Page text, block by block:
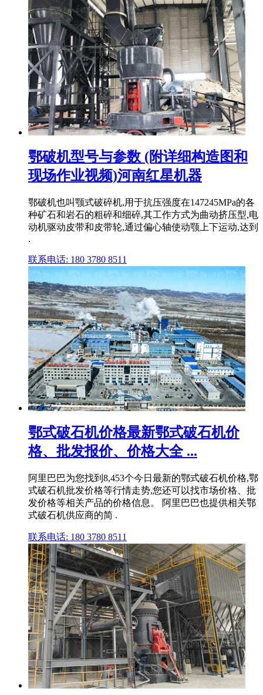
鄂破机型号与参数 (附详细构造图和
现场作业视频)河南红星机器
鄂破机也叫颚式破碎机,用于抗压强度在147245MPa的各
种矿石和岩石的粗碎和细碎,其工作方式为曲动挤压型,电
动机驱动皮带和皮带轮,通过偏心轴使动颚上下运动,达到
.
联系电话: 180 3780 8511
鄂式破石机价格最新鄂式破石机价
格、批发报价、价格大全 ...
阿里巴巴为您找到8,453个今日最新的鄂式破石机价格,鄂
式破石机批发价格等行情走势,您还可以找市场价格、批
发价格等相关产品的价格信息。 阿里巴巴也提供相关鄂
式破石机供应商的简 .
联系电话: 180 3780 8511